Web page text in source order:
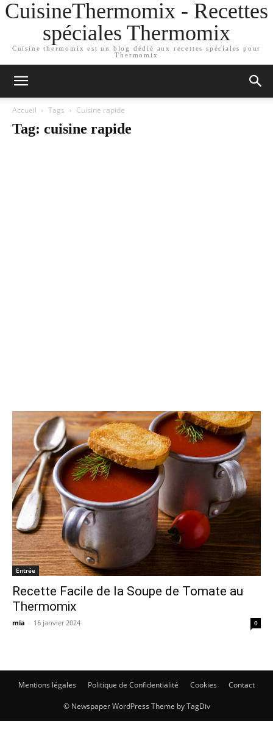
CuisineThermomix - Recettes
spéciales Thermomix
Cuisine thermomix est un blog dédié aux recettes spéciales pour
Thermomix
Accueil Tags Cuisine rapide
Tag: cuisine rapide
Entrée
Recette Facile de la Soupe de Tomate au
Thermomix
mia - 16 janvier 2024 0
Mentions légales Politique de Confidentialité Cookies Contact
© Newspaper WordPress Theme by TagDiv